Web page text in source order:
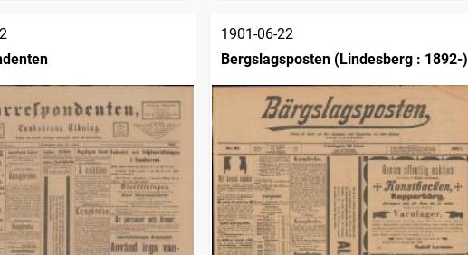
1901-06-22
Bergslagsposten (Lindesberg : 1892-)